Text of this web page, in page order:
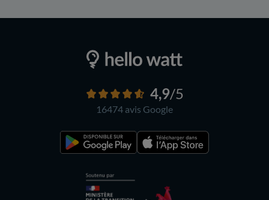
4,9/5
16474 avis Google